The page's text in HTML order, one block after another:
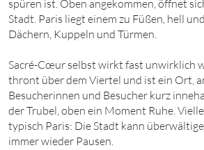
spüren ist. Oben angekommen, öffnet
Stadt. Paris liegt einem zu Füßen, hell
Dächern, Kuppeln und Türmen.
Sacré-Cœur selbst wirkt fast unwirklich
thront über dem Viertel und ist ein Ort,
Besucherinnen und Besucher kurz
der Trubel, oben ein Moment Ruhe.
typisch Paris: Die Stadt kann
immer wieder Pausen.